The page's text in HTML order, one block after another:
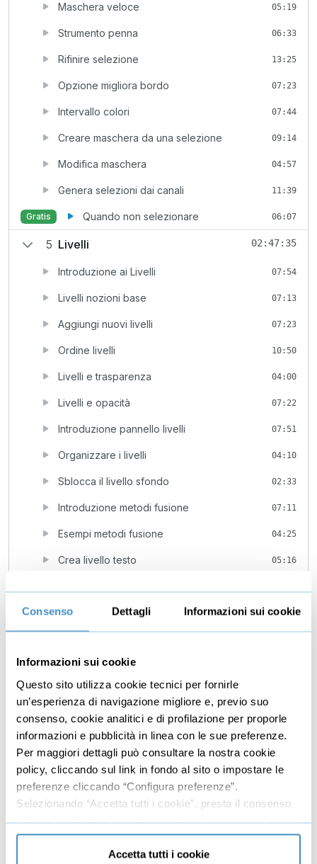
Consenso Dettagli Informazioni sui cookie
Informazioni sui cookie
Questo sito utilizza cookie tecnici per fornirle
un’esperienza di navigazione migliore e, previo suo
consenso, cookie analitici e di profilazione per proporle
informazioni e pubblicità in linea con le sue preferenze.
Per maggiori dettagli può consultare la nostra cookie
policy, cliccando sul link in fondo al sito o impostare le
preferenze cliccando “Configura preferenze”.
Selezionando “Accetta tutti i cookie”, presta il consenso
all’uso di tutti i tipi di cookie mentre può revocare il
consenso cliccando su “Usa solo cookie necessari” e
saranno attivati i soli cookie tecnici necessari al corretto
Accetta tutti i cookie
Maschera veloce 05:19
Strumento penna 06:33
Rifinire selezione 13:25
Opzione migliora bordo 07:23
Intervallo colori 07:44
Creare maschera da una selezione 09:14
Modifica maschera 04:57
Genera selezioni dai canali 11:39
Gratis Quando non selezionare 06:07
5 Livelli 02:47:35
Introduzione ai Livelli 07:54
Livelli nozioni base 07:13
Aggiungi nuovi livelli 07:23
Ordine livelli 10:50
Livelli e trasparenza 04:00
Livelli e opacità 07:22
Introduzione pannello livelli 07:51
Organizzare i livelli 04:10
Sblocca il livello sfondo 02:33
Introduzione metodi fusione 07:11
Esempi metodi fusione 04:25
Crea livello testo 05:16
Regolazioni distruttive e non distruttive 05:58
Livelli regolazione avanzati
Introduzione maschera livello
Contrastare con le maschere 06:20
Stili di livello
Livelli forma 03:01
Introduzione oggetto avanzato
Gratis Filtri avanzati 07:04
Maschera di ritaglio